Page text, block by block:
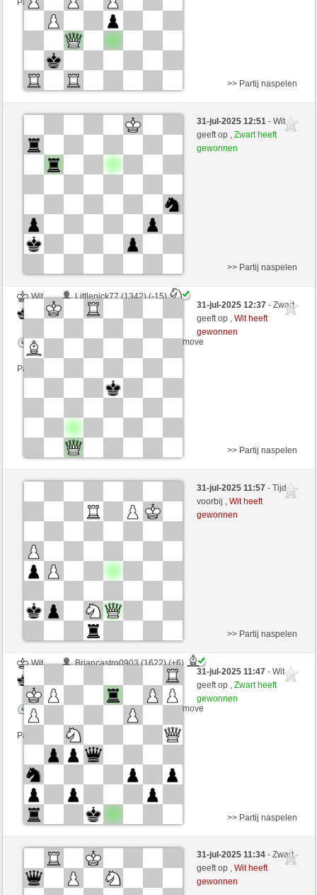
Partij telt mee voor de ranglijst
Wit
Schachhorst (1540) (+9)
RezaSd (1368) (-9)
Speelduur: 6 minutes/side + 0 seconds/move
>> Partij naspelen
31-jul-2025 12:51- Wit
geeft op ,Zwart heeft
gewonnen
Wit
Littlenick77 (1342) (-15)
Zwart
RezaSd (1353) (+15)
Speelduur: 6 minutes/side + 0 seconds/move
Partij telt mee voor de ranglijst
>> Partij naspelen
31-jul-2025 12:37- Zwart
geeft op ,Wit heeft
gewonnen
Wit
HankChinaski (1935) (+1)
Partij telt mee voor de ranglijst
>> Partij naspelen
31-jul-2025 11:57- Tijd
voorbij ,Wit heeft
gewonnen
Wit
Briancastro0903 (1622) (+6)
Speelduur: 6 minutes/side + 0 seconds/move
Partij telt mee voor de ranglijst
>> Partij naspelen
31-jul-2025 11:47- Wit
geeft op ,Zwart heeft
gewonnen
Wit
Tommilein (1645) (-27)
Zwart
RezaSd (1339) (+27)
>> Partij naspelen
31-jul-2025 11:34- Zwart
geeft op ,Wit heeft
gewonnen